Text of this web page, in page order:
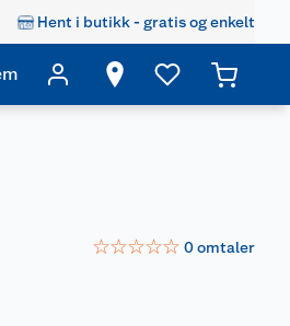
Hent i butikk - gratis og enkelt
☆☆☆☆☆ 0omtaler